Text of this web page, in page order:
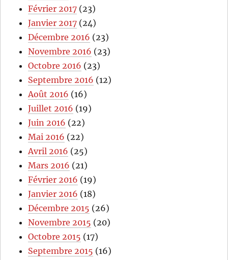
Février 2017 (23)
Janvier 2017 (24)
Décembre 2016 (23)
Novembre 2016 (23)
Octobre 2016 (23)
Septembre 2016 (12)
Août 2016 (16)
Juillet 2016 (19)
Juin 2016 (22)
Mai 2016 (22)
Avril 2016 (25)
Mars 2016 (21)
Février 2016 (19)
Janvier 2016 (18)
Décembre 2015 (26)
Novembre 2015 (20)
Octobre 2015 (17)
Septembre 2015 (16)